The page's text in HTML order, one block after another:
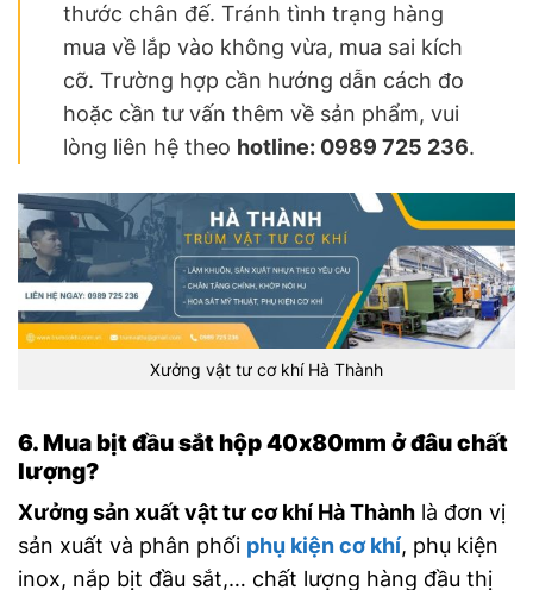
thước chân đế. Tránh tình trạng hàng
mua về lắp vào không vừa, mua sai kích
cỡ. Trường hợp cần hướng dẫn cách đo
hoặc cần tư vấn thêm về sản phẩm, vui
lòng liên hệ theo hotline: 0989 725 236.
Xưởng vật tư cơ khí Hà Thành
6. Mua bịt đầu sắt hộp 40x80mm ở đâu chất
lượng?
Xưởng sản xuất vật tư cơ khí Hà Thành là đơn vị
sản xuất và phân phối phụ kiện cơ khí, phụ kiện
inox, nắp bịt đầu sắt,… chất lượng hàng đầu thị